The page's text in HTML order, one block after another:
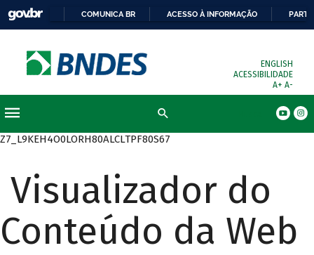
COMUNICA BR ACESSO À INFORMAÇÃO
ENGLISH
ACESSIBILIDADE
A+ A-
Z7_L9KEH4O0LORH80ALCLTPF80S67
Visualizador do
Conteúdo da Web